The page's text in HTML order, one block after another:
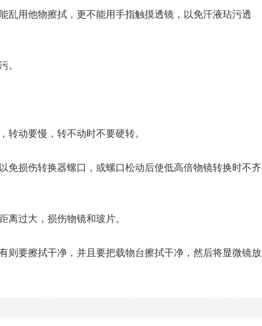
乱用他物擦拭，更不能用手指触摸透镜，以免汗液玷污透
。
转动要慢，转不动时不要硬转。
免损伤转换器螺口，或螺口松动后使低高倍物镜转换时不齐
离过大，损伤物镜和玻片。
则要擦拭干净，并且要把载物台擦拭干净，然后将显微镜放